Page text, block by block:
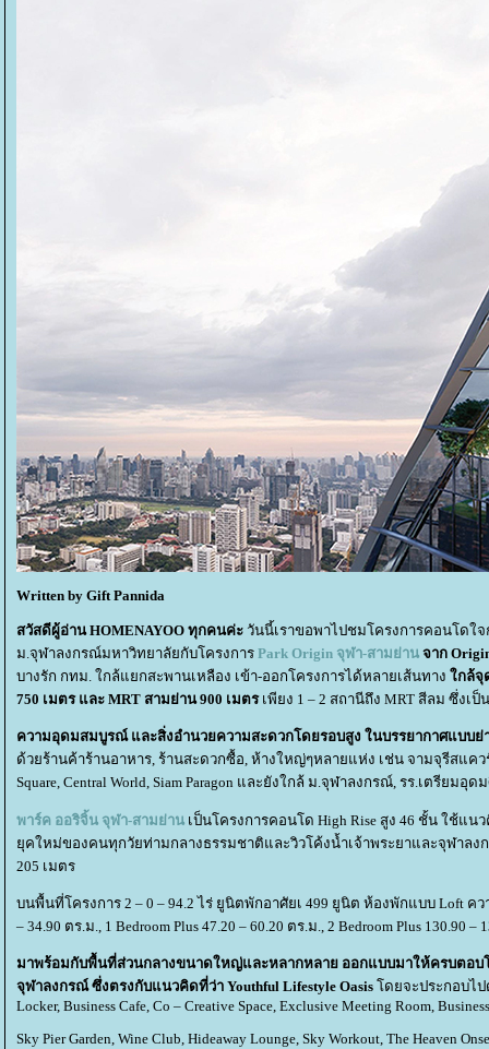
Written by Gift Pannida
สวัสดีผู้อ่าน HOMENAYOO ทุกคนค่ะ วันนี้เราขอพาไปชมโครงการคอนโดใจ
ม.จุฬาลงกรณ์มหาวิทยาลัยกับโครงการ Park Origin จุฬา-สามย่าน จาก
บางรัก กทม. ใกล้แยกสะพานเหลือง เข้า-ออกโครงการได้หลายเส้นทาง กล้จุ
750 เมตร และ MRT สามย่าน 900 เมตร เพียง 1 – 2 สถานีถึง MRT สีลม ซึ่งเ
ความอุดมสมบูรณ์ และสิ่งอำนวยความสะดวกโดยรอบสูง ในบรรยากาศแบบย่
ด้วยร้านค้าร้านอาหาร, ร้านสะดวกซื้อ, ห้างใหญ่ๆหลายแห่ง เช่น จามจุรีสแคว
Square, Central World, Siam Paragon และยังใกล้ ม.จุฬาลงกรณ์, รร.เตรีย
พาร์ค ออริจิ้น จุฬา-สามย่าน เป็นโครงการคอนโด High Rise สูง 46 ชั้น ใช้แ
คใหม่ของคนทุกวัยท่ามกลางธรรมชาติและวิวโค้งน้ำเจ้าพระยาและจุฬาล
205 เมตร
บนพื้นที่โครงการ 2 – 0 – 94.2 ไร่ ยูนิตพักอาศัยเ 499 ยูนิต ห้องพักแบบ Loft ค
– 34.90 ตร.ม., 1 Bedroom Plus 47.20 – 60.20 ตร.ม., 2 Bedroom Plus 130.90 –
มาพร้อมกับพื้นที่ส่วนกลางขนาดใหญ่และหลากหลาย ออกแบบมาให้ครบตอบ
จุฬาลงกรณ์ ซึ่งตรงกับแนวคิดที่ว่า Youthful Lifestyle Oasis ดยจะประกอบไปด้
Locker, Business Cafe, Co – Creative Space, Exclusive Meeting Room,
Sky Pier Garden, Wine Club, Hideaway Lounge, Sky Workout, The Heaven